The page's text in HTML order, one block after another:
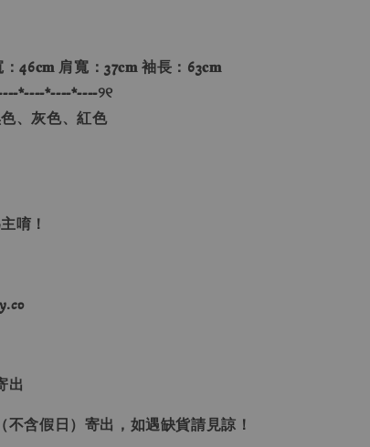
46𝐜𝐦 肩寬：37𝐜𝐦 袖長：63𝐜𝐦
*----*----*----୨୧
、灰色、紅色
唷！
出
不含假日）寄出，如遇缺貨請見諒！